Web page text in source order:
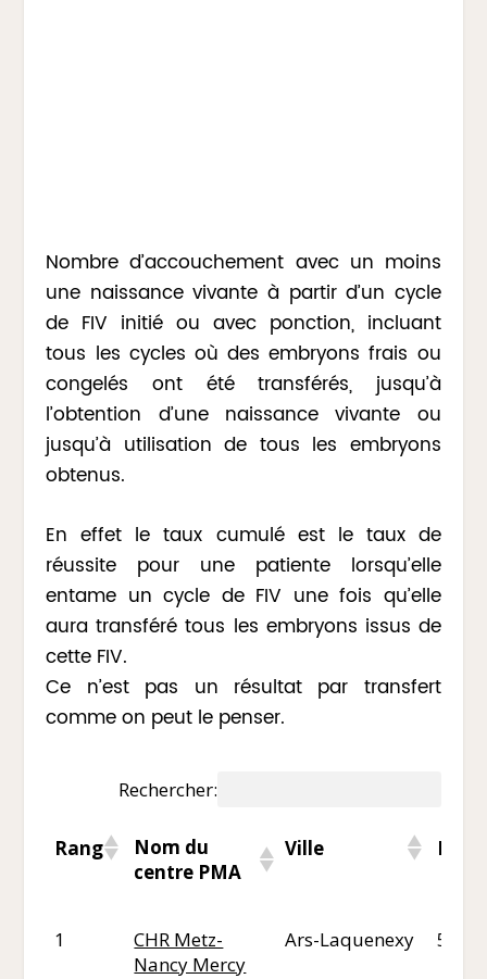
Nombre d’accouchement avec un moins
une naissance vivante à partir d’un cycle
de FIV initié ou avec ponction, incluant
tous les cycles où des embryons frais ou
congelés ont été transférés, jusqu’à
l’obtention d’une naissance vivante ou
jusqu’à utilisation de tous les embryons
obtenus.
En effet le taux cumulé est le taux de
réussite pour une patiente lorsqu’elle
entame un cycle de FIV une fois qu’elle
aura transféré tous les embryons issus de
cette FIV.
Ce n’est pas un résultat par transfert
comme on peut le penser.
Rechercher:
Rang
Nom du
centre PMA
Ville
1
CHR Metz-
Nancy Mercy
Ars-Laquenexy 57